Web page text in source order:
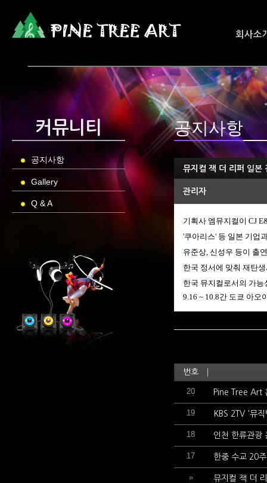
회사소
커뮤니티
공지사항
Gallery
Q & A
공지사항
뮤지컬 잭 더 리퍼 일본
관리자
기획사 엠뮤지컬이 CJ
'쿠아리스' 등 일본 기업
유준상, 신성우 등이 출
한국 정서에 맞춰 재탄
한국 뮤지컬로서의 가
9.16 ~ 10.8간 도쿄 아오
번호
20 Pine Tree Art
19 KBS 2TV '뮤
18 인천 한류관광
17 한중 수교 20
» 뮤지컬 잭 더